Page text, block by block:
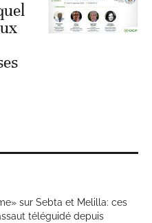
sur Sebta et Melilla: ces
téléguidé depuis